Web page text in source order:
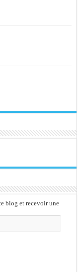
blog et recevoir une